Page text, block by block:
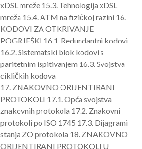
xDSL mreže 15.3. Tehnologija xDSL
mreža 15.4. ATM na fizičkoj razini 16.
KODOVI ZA OTKRIVANJE
POGRJEŠKI 16.1. Redundantni kodovi
16.2. Sistematski blok kodovi s
paritetnim ispitivanjem 16.3. Svojstva
cikličkih kodova
17. ZNAKOVNO ORIJENTIRANI
PROTOKOLI 17.1. Opća svojstva
znakovnih protokola 17.2. Znakovni
protokoli po ISO 1745 17.3. Dijagrami
stanja ZO protokola 18. ZNAKOVNO
ORIJENTIRANI PROTOKOLI U